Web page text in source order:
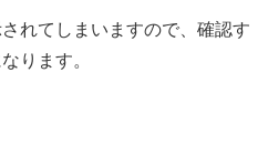
れてしまいますので、確認す
ります。